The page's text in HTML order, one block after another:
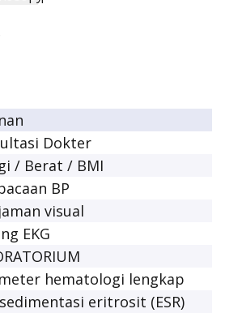
Dokter
/ Berat / BMI
BP
visual
EKG
hematologi lengkap
eritrosit (ESR)